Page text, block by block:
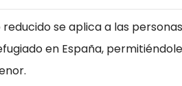
reducido se aplica a las
en España,